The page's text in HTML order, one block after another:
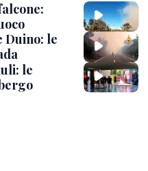
Duino: le
le